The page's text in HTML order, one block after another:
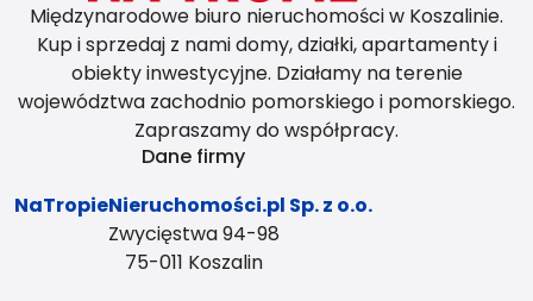
Międzynarodowe biuro nieruchomości w Koszalinie.
Kup i sprzedaj z nami domy, działki, apartamenty i
obiekty inwestycyjne. Działamy na terenie
województwa zachodnio pomorskiego i pomorskiego.
Zapraszamy do współpracy.
Dane firmy
NaTropieNieruchomości.pl Sp. z o.o.
Zwycięstwa 94-98
75-011 Koszalin